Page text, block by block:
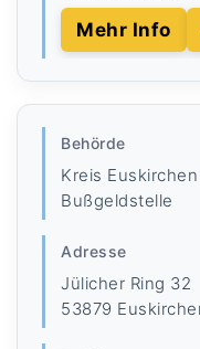
Mehr Info
Behörde
Kreis Euskirchen
Bußgeldstelle
Adresse
Jülicher Ring 32
53879